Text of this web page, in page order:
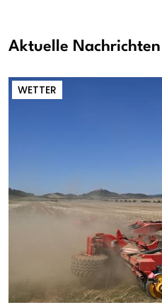
Aktuelle Nachrichten
WETTER